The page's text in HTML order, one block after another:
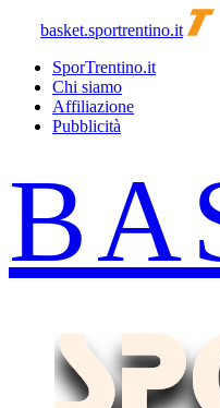
basket.sportrentino.it
SporTrentino.it
Chi siamo
Affiliazione
Pubblicità